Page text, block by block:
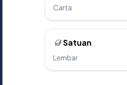
Carta
Satuan
Lembar